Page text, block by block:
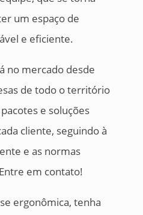
um espaço de
e eficiente.
no mercado desde
de todo o território
e soluções
cliente, seguindo à
e as normas
em contato!
ergonômica, tenha